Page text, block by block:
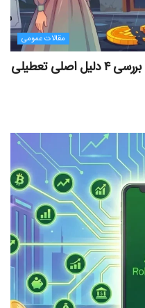
مقالات عمومی
پایان تلخ پروژه‌های میلیون دلاری؛ بررسی ۴ دلیل اصلی تعطیلی